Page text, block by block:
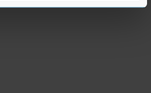
op elk moment wijzigen of